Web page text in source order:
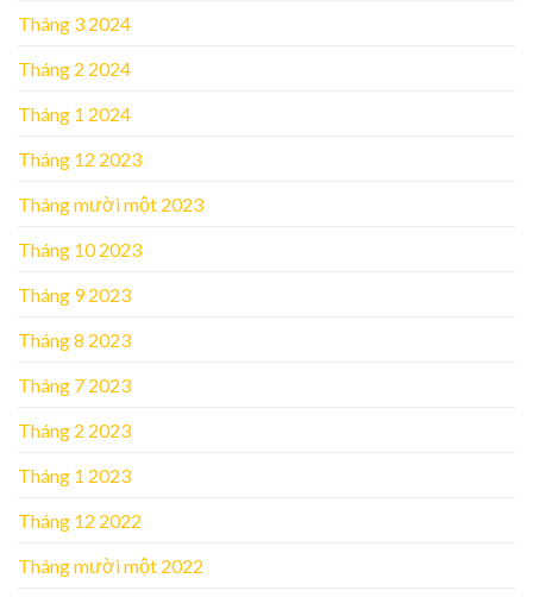
Tháng 3 2024
Tháng 2 2024
Tháng 1 2024
Tháng 12 2023
Tháng mười một 2023
Tháng 10 2023
Tháng 9 2023
Tháng 8 2023
Tháng 7 2023
Tháng 2 2023
Tháng 1 2023
Tháng 12 2022
Tháng mười một 2022